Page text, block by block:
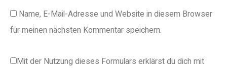
Name, E-Mail-Adresse und Website in diesem Browser
für meinen nächsten Kommentar speichern.
Mit der Nutzung dieses Formulars erklärst du dich mit